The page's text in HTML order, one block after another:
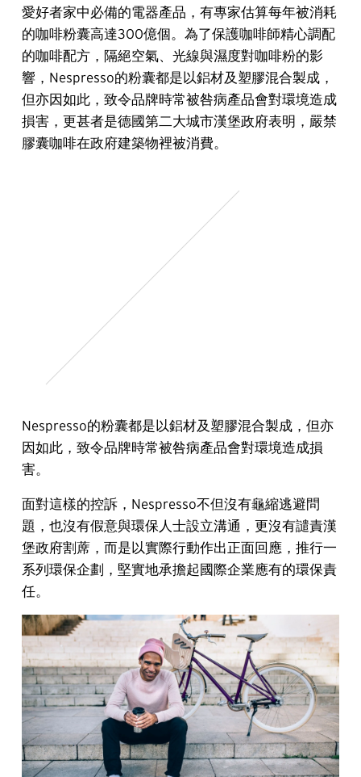
愛好者家中必備的電器產品，有專家估算每年被消耗
的咖啡粉囊高達300億個。為了保護咖啡師精心調配
的咖啡配方，隔絕空氣、光線與濕度對咖啡粉的影
響，Nespresso的粉囊都是以鋁材及塑膠混合製成，
但亦因如此，致令品牌時常被咎病產品會對環境造成
損害，更甚者是德國第二大城市漢堡政府表明，嚴禁
膠囊咖啡在政府建築物裡被消費。
Nespresso的粉囊都是以鋁材及塑膠混合製成，但亦
因如此，致令品牌時常被咎病產品會對環境造成損
害。
面對這樣的控訴，Nespresso不但沒有龜縮逃避問
題，也沒有假意與環保人士設立溝通，更沒有譴責漢
堡政府割蓆，而是以實際行動作出正面回應，推行一
系列環保企劃，堅實地承擔起國際企業應有的環保責
任。